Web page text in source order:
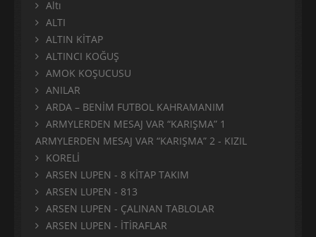
Altı
ALTI
ALTIN KİTAP
ALTINCI KOĞUŞ
AMOK KOŞUCUSU
ANILAR
ARDA – BENİM FUTBOL KAHRAMANIM
ARMYLERDEN MESAJ VAR “KARIŞMA” 1
ARMYLERDEN MESAJ VAR “KARIŞMA” 2 - KIZIL
KORELİ
ARSEN LUPEN - 8 KİTAP TAKIM
ARSEN LUPEN - 813
ARSEN LUPEN - ÇALINAN TABLOLAR
ARSEN LUPEN - İTİRAFLAR